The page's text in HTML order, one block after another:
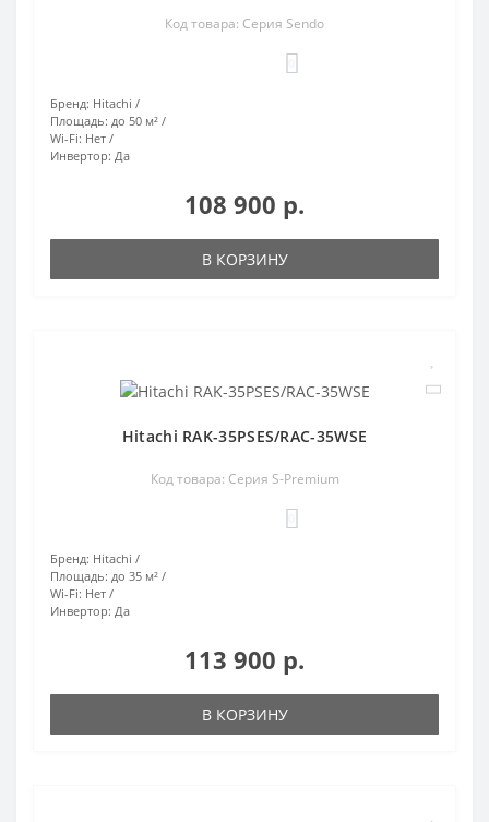
Код товара: Серия Sendo
Бренд: Hitachi
Площадь: до 50 м²
Wi-Fi: Нет
Инвертор: Да
108 900 р.
В КОРЗИНУ
Hitachi RAK-35PSES/RAC-35WSE
Код товара: Серия S-Premium
Бренд: Hitachi
Площадь: до 35 м²
Wi-Fi: Нет
Инвертор: Да
113 900 р.
В КОРЗИНУ